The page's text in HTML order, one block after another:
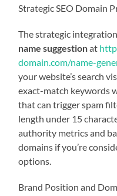
Strategic SEO Domain
The strategic
name suggestionat
domain.com/name-
your website’s search
exact-match keywords
that can trigger spam
length under 15
authority metrics and
domains if you’re
options.
Brand Position and